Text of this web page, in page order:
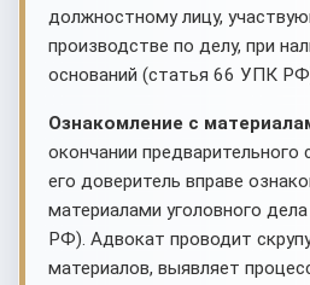
должностному лицу,
производстве по делу, при
оснований (статья 66 УПК
Ознакомление с
окончании предварительного
его доверитель вправе
материалами уголовного
РФ). Адвокат проводит
материалов, выявляет